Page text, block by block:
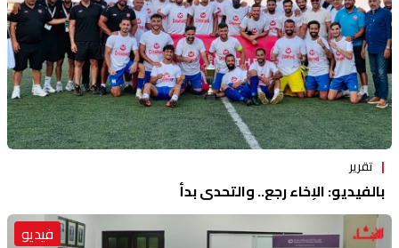
تقرير
بالفيديو: الإخاء رجع.. والتحدي بدأ
فيديو